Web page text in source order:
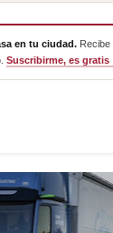
en tu ciudad.
Suscribirme, es gratis